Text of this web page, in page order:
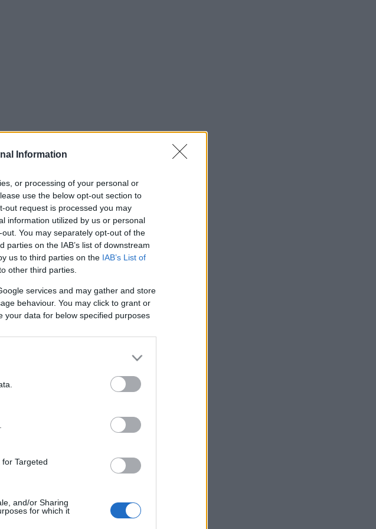
Information
or processing of your personal or
use the below opt-out section to
out request is processed you may
information utilized by us or personal
You may separately opt-out of the
on the IAB’s list of downstream
us to third parties on the IAB’s List of
other third parties.
services and may gather and store
behaviour. You may click to grant or
your data for below specified purposes
Targeted
and/or Sharing
for which it